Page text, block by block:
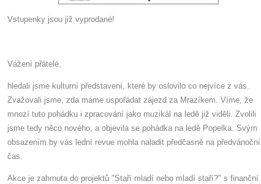
Vstupenky jsou již vyprodané!
Vážení přátelé,
hledali jsme kulturní představení, které by oslovilo co nejvíce z vás.
Zvažovali jsme, zda máme uspořádat zájezd za Mrazíkem. Víme, že
mnozí tuto pohádku i zpracování jako muzikál na ledě již viděli. Zvolili
jsme tedy něco nového, a objevila se pohádka na ledě Popelka. Svým
obsazením by vás lední revue mohla naladit předčasně na předvánoční
čas.
Akce je zahrnuta do projektů "Staří mladí nebo mladí staří?" s finanční